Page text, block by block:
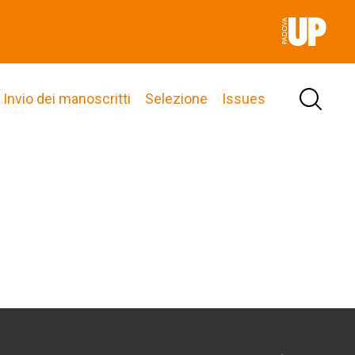
Invio dei manoscritti Selezione Issues